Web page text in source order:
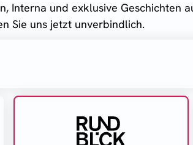
Interna und exklusive Geschichten
Sie uns jetzt unverbindlich.